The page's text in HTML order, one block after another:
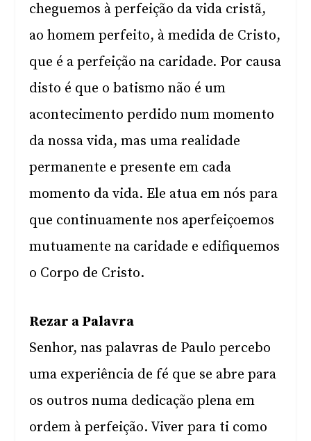
cheguemos à perfeição da vida cristã,
ao homem perfeito, à medida de Cristo,
que é a perfeição na caridade. Por causa
disto é que o batismo não é um
acontecimento perdido num momento
da nossa vida, mas uma realidade
permanente e presente em cada
momento da vida. Ele atua em nós para
que continuamente nos aperfeiçoemos
mutuamente na caridade e edifiquemos
o Corpo de Cristo.
Rezar a Palavra
Senhor, nas palavras de Paulo percebo
uma experiência de fé que se abre para
os outros numa dedicação plena em
ordem à perfeição. Viver para ti como